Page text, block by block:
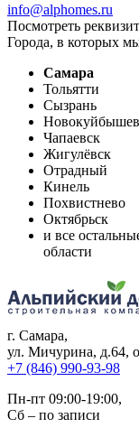
info@alphomes.ru
Посмотреть
Города, в которых
Самара
Тольятти
Сызрань
Чапаевск
Жигулёвск
Отрадный
Кинель
Похвистнево
Октябрьск
и все
области
г. Самара,
ул. Мичурина, д.64,
+7 (846) 990-93-98
Пн-пт 09:00-19:00,
Сб – по записи